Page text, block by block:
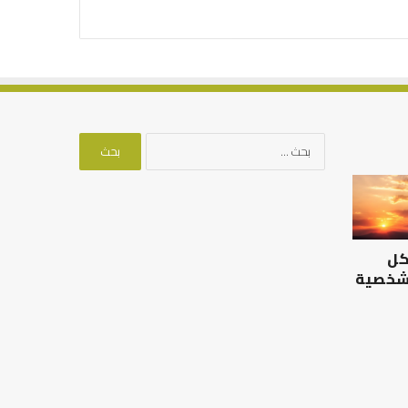
الرصيد
التربوي
والطفولة
المبكرة
..
كيف
شخصية
البحث